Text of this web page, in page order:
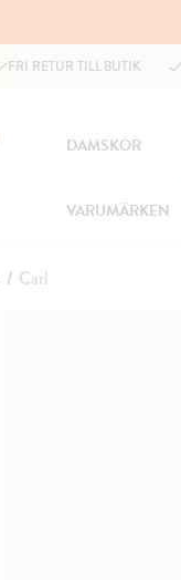
FRI RETUR TILL BUTIK
DAMSKOR
VARUMÄRKEN
Carl